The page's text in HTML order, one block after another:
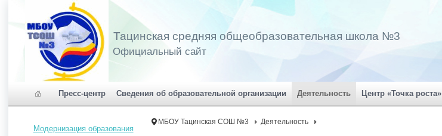
Тацинская средняя общеобразовательная школа №3
Официальный сайт
Пресс-центр Сведения об образовательной организации Деятельность Центр «Точка роста»
МБОУ Тацинская СОШ №3 Деятельность
Модернизация образования